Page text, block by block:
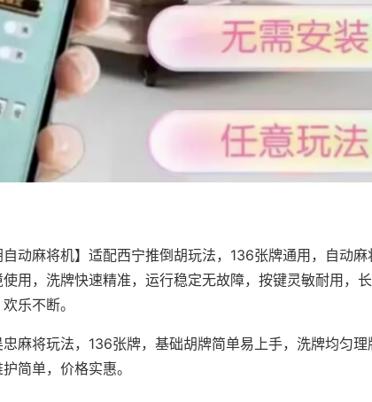
自动麻将机】适配西宁推倒胡玩法，136张牌通用，自动
用，洗牌快速精准，运行稳定无故障，按键灵敏耐用，
乐不断。
麻将玩法，136张牌，基础胡牌简单易上手，洗牌均匀理
简单，价格实惠。